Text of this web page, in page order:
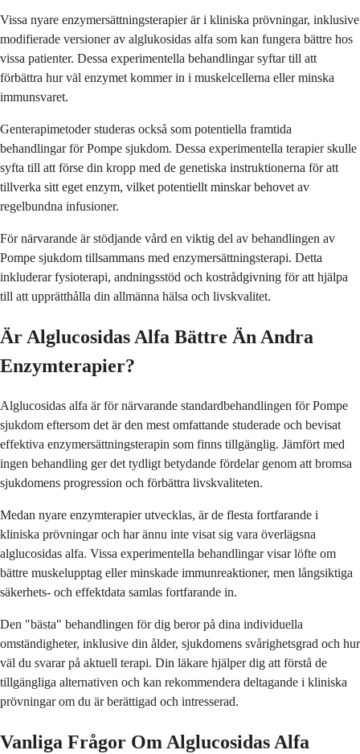
Vissa nyare enzymersättningsterapier är i kliniska prövningar, inklusive
modifierade versioner av alglukosidas alfa som kan fungera bättre hos
vissa patienter. Dessa experimentella behandlingar syftar till att
förbättra hur väl enzymet kommer in i muskelcellerna eller minska
immunsvaret.
Genterapimetoder studeras också som potentiella framtida
behandlingar för Pompe sjukdom. Dessa experimentella terapier skulle
syfta till att förse din kropp med de genetiska instruktionerna för att
tillverka sitt eget enzym, vilket potentiellt minskar behovet av
regelbundna infusioner.
För närvarande är stödjande vård en viktig del av behandlingen av
Pompe sjukdom tillsammans med enzymersättningsterapi. Detta
inkluderar fysioterapi, andningsstöd och kostrådgivning för att hjälpa
till att upprätthålla din allmänna hälsa och livskvalitet.
Är Alglucosidas Alfa Bättre Än Andra
Enzymterapier?
Alglucosidas alfa är för närvarande standardbehandlingen för Pompe
sjukdom eftersom det är den mest omfattande studerade och bevisat
effektiva enzymersättningsterapin som finns tillgänglig. Jämfört med
ingen behandling ger det tydligt betydande fördelar genom att bromsa
sjukdomens progression och förbättra livskvaliteten.
Medan nyare enzymterapier utvecklas, är de flesta fortfarande i
kliniska prövningar och har ännu inte visat sig vara överlägsna
alglucosidas alfa. Vissa experimentella behandlingar visar löfte om
bättre muskelupptag eller minskade immunreaktioner, men långsiktiga
säkerhets- och effektdata samlas fortfarande in.
Den "bästa" behandlingen för dig beror på dina individuella
omständigheter, inklusive din ålder, sjukdomens svårighetsgrad och hur
väl du svarar på aktuell terapi. Din läkare hjälper dig att förstå de
tillgängliga alternativen och kan rekommendera deltagande i kliniska
prövningar om du är berättigad och intresserad.
Vanliga Frågor Om Alglucosidas Alfa